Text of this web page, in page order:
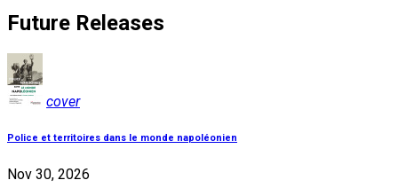
Future Releases
cover
Police et territoires dans le monde napoléonien
Nov 30, 2026